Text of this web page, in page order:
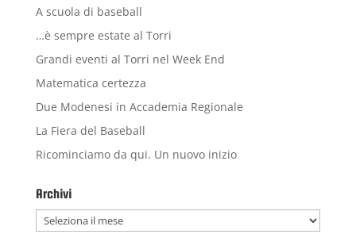
A scuola di baseball
…è sempre estate al Torri
Grandi eventi al Torri nel Week End
Matematica certezza
Due Modenesi in Accademia Regionale
La Fiera del Baseball
Ricominciamo da qui. Un nuovo inizio
Archivi
Archivi